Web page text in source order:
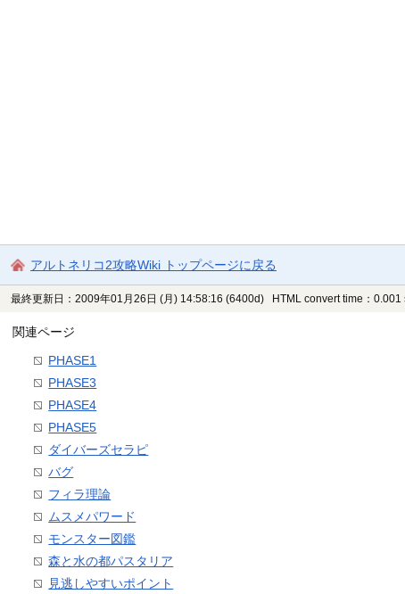
アルトネリコ2攻略Wiki トップページに戻る
最終更新日：2009年01月26日 (月) 14:58:16 (6400d) HTML convert time：0.001
関連ページ
PHASE1
PHASE3
PHASE4
PHASE5
ダイバーズセラピ
バグ
フィラ理論
ムスメパワード
モンスター図鑑
森と水の都パスタリア
見逃しやすいポイント